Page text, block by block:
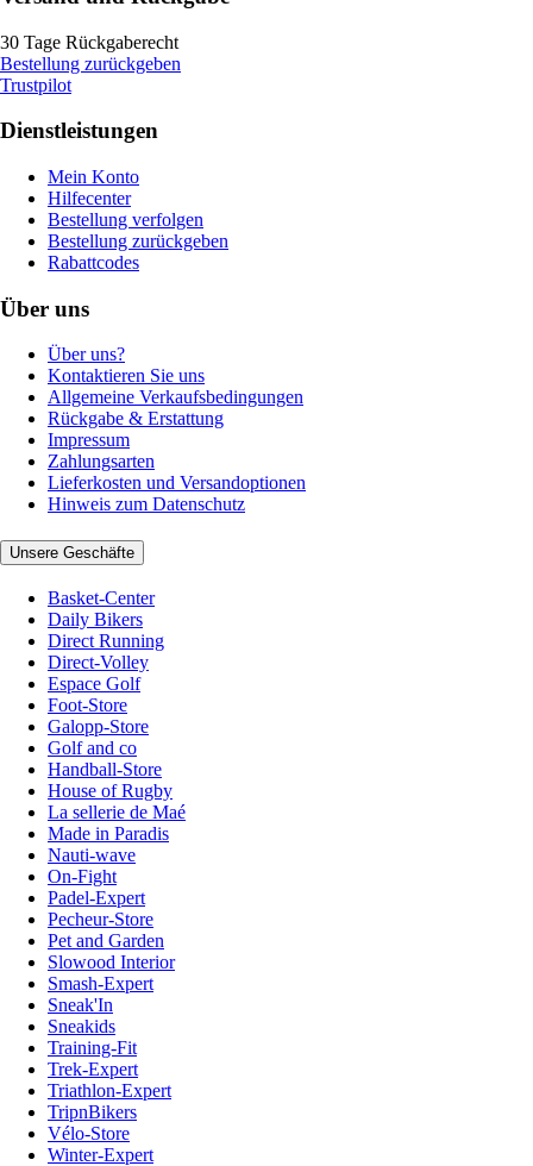
30 Tage Rückgaberecht
Bestellung zurückgeben
Trustpilot
Dienstleistungen
Mein Konto
Hilfecenter
Bestellung verfolgen
Bestellung zurückgeben
Rabattcodes
Über uns
Über uns?
Kontaktieren Sie uns
Allgemeine Verkaufsbedingungen
Rückgabe & Erstattung
Impressum
Zahlungsarten
Lieferkosten und Versandoptionen
Hinweis zum Datenschutz
Unsere Geschäfte
Basket-Center
Daily Bikers
Direct Running
Direct-Volley
Espace Golf
Foot-Store
Galopp-Store
Golf and co
Handball-Store
House of Rugby
La sellerie de Maé
Made in Paradis
Nauti-wave
On-Fight
Padel-Expert
Pecheur-Store
Pet and Garden
Slowood Interior
Smash-Expert
Sneak'In
Sneakids
Training-Fit
Trek-Expert
Triathlon-Expert
TripnBikers
Vélo-Store
Winter-Expert